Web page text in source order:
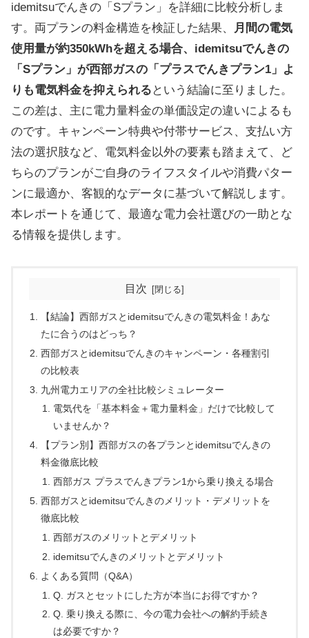
idemitsuでんきの「Sプラン」を詳細に比較分析しま
す。両プランの料金構造を検証した結果、
月間の電気
使用量が約350kWhを超える場合、idemitsuでんきの
「Sプラン」が西部ガスの「プラスでんきプラン1」よ
りも電気料金を抑えられる という結論に至りました。
この差は、主に電力量料金の単価設定の違いによるも
のです。キャンペーン特典や付帯サービス、支払い方
法の選択肢など、電気料金以外の要素も踏まえて、ど
ちらのプランがご自身のライフスタイルや消費パター
ンに最適か、客観的なデータに基づいて解説します。
本レポートを通じて、最適な電力会社選びの一助とな
る情報を提供します。
目次
【結論】西部ガスとidemitsuでんきの電気料金！あな
たに合うのはどっち？
西部ガスとidemitsuでんきのキャンペーン・各種割引
の比較表
九州電力エリアの全社比較シミュレーター
電気代を「基本料金＋電力量料金」だけで比較して
いませんか？
【プラン別】西部ガスの各プランとidemitsuでんきの
料金徹底比較
西部ガス プラスでんきプラン1から乗り換える場合
西部ガスとidemitsuでんきのメリット・デメリットを
徹底比較
西部ガスのメリットとデメリット
idemitsuでんきのメリットとデメリット
よくある質問（Q&A）
Q. ガスとセットにした方が本当にお得ですか？
Q. 乗り換える際に、今の電力会社への解約手続き
は必要ですか？